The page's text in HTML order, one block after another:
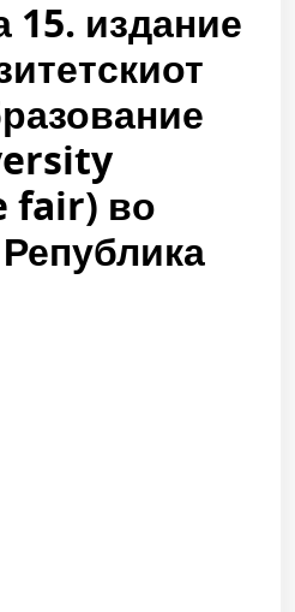
15. издание
fair) во